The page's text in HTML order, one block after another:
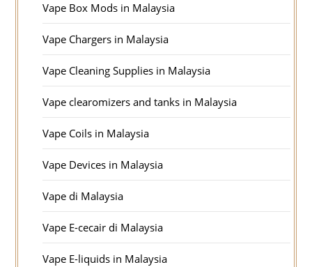
Vape Box Mods in Malaysia
Vape Chargers in Malaysia
Vape Cleaning Supplies in Malaysia
Vape clearomizers and tanks in Malaysia
Vape Coils in Malaysia
Vape Devices in Malaysia
Vape di Malaysia
Vape E-cecair di Malaysia
Vape E-liquids in Malaysia